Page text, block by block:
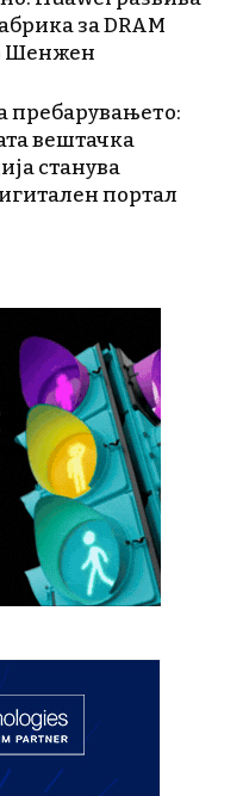
за DRAM
Шенжен
пребарувањето:
вештачка
станува
портал